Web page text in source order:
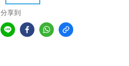
分享到